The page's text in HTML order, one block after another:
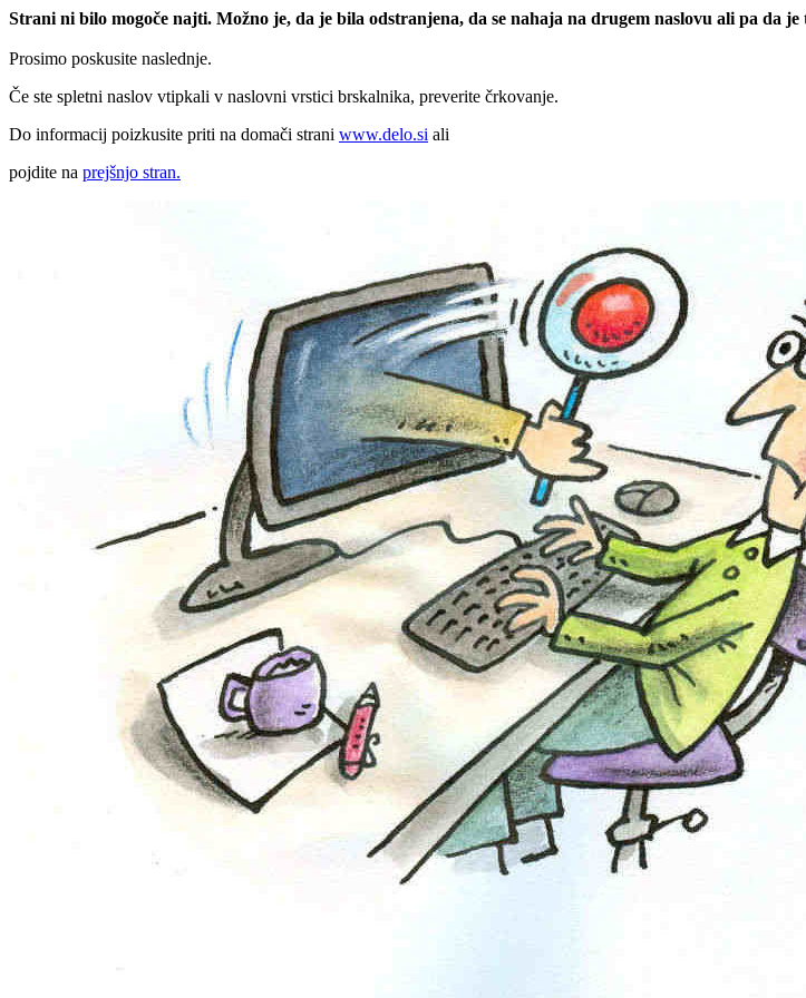
Strani ni bilo mogoče najti. Možno je, da je bila odstranjena, da se nahaja na drugem naslovu ali pa da
Prosimo poskusite naslednje.
Če ste spletni naslov vtipkali v naslovni vrstici brskalnika, preverite črkovanje.
Do informacij poizkusite priti na domači strani www.delo.si ali
pojdite na prejšnjo stran.